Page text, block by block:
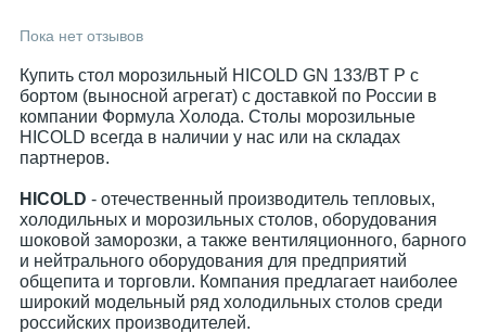
Пока нет отзывов
Купить стол морозильный HICOLD GN 133/BT P с
бортом (выносной агрегат) с доставкой по России в
компании Формула Холода. Столы морозильные
HICOLD всегда в наличии у нас или на складах
партнеров.
HICOLD - отечественный производитель тепловых,
холодильных и морозильных столов, оборудования
шоковой заморозки, а также вентиляционного, барного
и нейтрального оборудования для предприятий
общепита и торговли. Компания предлагает наиболее
широкий модельный ряд холодильных столов среди
российских производителей.